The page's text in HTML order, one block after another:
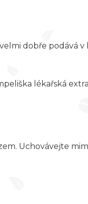
dobře podává
lékařská
Uchovávejte